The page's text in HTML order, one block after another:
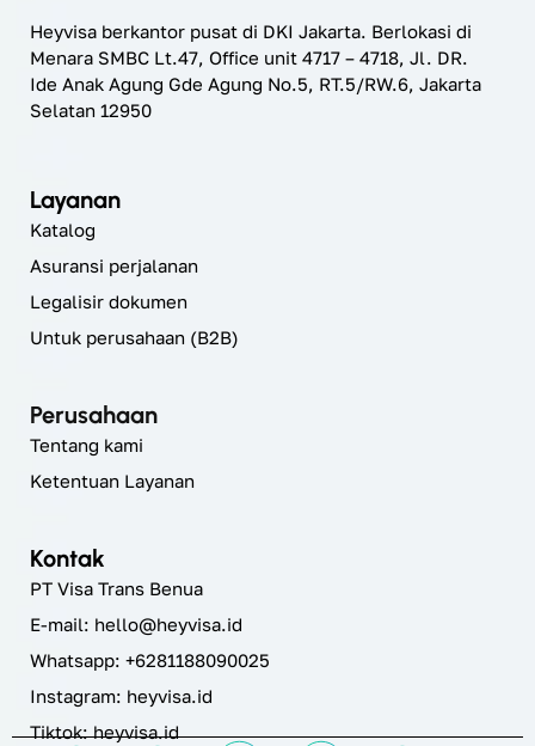
Heyvisa berkantor pusat di DKI Jakarta. Berlokasi di
Menara SMBC Lt.47, Office unit 4717 – 4718, Jl. DR.
Ide Anak Agung Gde Agung No.5, RT.5/RW.6, Jakarta
Selatan 12950
Layanan
Katalog
Asuransi perjalanan
Legalisir dokumen
Untuk perusahaan (B2B)
Perusahaan
Tentang kami
Ketentuan Layanan
Kontak
PT Visa Trans Benua
E-mail: hello@heyvisa.id
Whatsapp: +6281188090025
Instagram: heyvisa.id
Tiktok: heyvisa.id